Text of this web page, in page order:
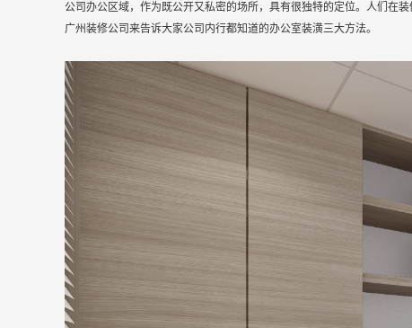
公司办公区域，作为既公开又私密的场所，具有很独特的定位。人们在
广州装修公司来告诉大家公司内行都知道的办公室装潢三大方法。